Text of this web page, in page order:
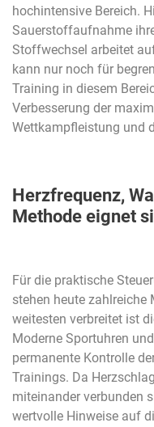
hochintensive Bereich.
Sauerstoffaufnahme
Stoffwechsel arbeitet
kann nur noch für
Training in diesem
Verbesserung der
Wettkampfleistung und
Herzfrequenz,
Methode eignet
Für die praktische
stehen heute zahlreiche
weitesten verbreitet ist
Moderne Sportuhren
permanente Kontrolle
Trainings. Da
miteinander verbunden
wertvolle Hinweise auf